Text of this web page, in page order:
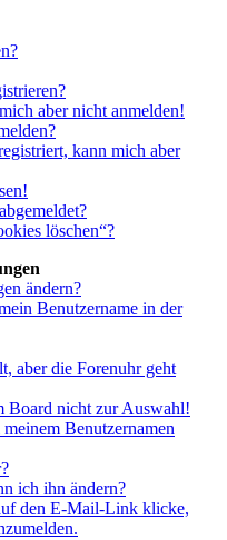
aber nicht anmelden!
kann mich aber
löschen“?
ändern?
Benutzername in der
aber die Forenuhr geht
Board nicht zur Auswahl!
Benutzernamen
ich ihn ändern?
den E-Mail-Link klicke,